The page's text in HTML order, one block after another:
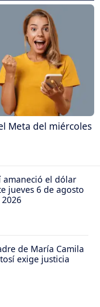
Meta del miércoles
amaneció el dólar
jueves 6 de agosto
de María Camila
exige justicia